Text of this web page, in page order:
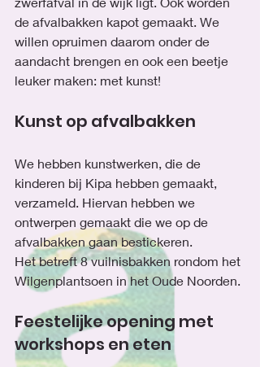
de afvalbakken kapot gemaakt. We
willen opruimen daarom onder de
aandacht brengen en ook een beetje
leuker maken: met kunst!
Kunst op afvalbakken
We hebben kunstwerken, die de
kinderen bij Kipa hebben gemaakt,
verzameld. Hiervan hebben we
ontwerpen gemaakt die we op de
afvalbakken gaan bestickeren.
Het betreft 8 vuilnisbakken rondom het
Wilgenplantsoen in het Oude Noorden.
Feestelijke opening met
workshops en eten